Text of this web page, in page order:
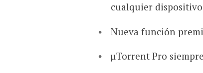
cualquier
Nueva función
µTorrent Pro